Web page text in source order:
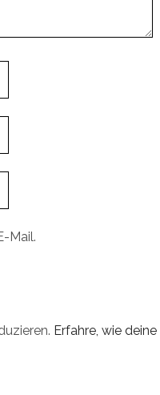
Mail.
Erfahre, wie deine